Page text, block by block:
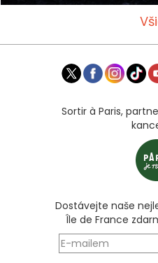
Sortir à Paris,
Dostávejte naše
Île de France